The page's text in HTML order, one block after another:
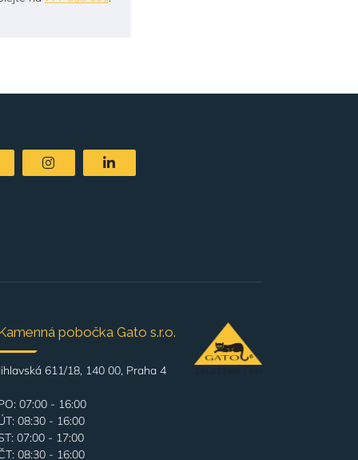
pobočka Gato s.r.o.
611/18, 140 00, Praha 4
07:00 - 16:00
08:30 - 16:00
07:00 - 17:00
08:30 - 16:00